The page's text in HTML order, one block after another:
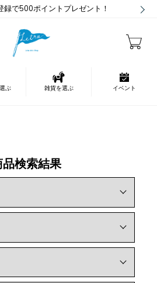
録で500ポイントプレゼント！
ぶ 雑貨を選ぶ イベント
品検索結果